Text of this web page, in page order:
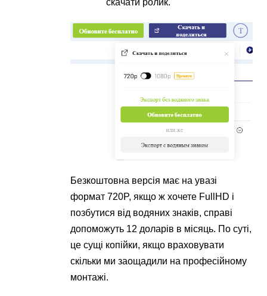
Безкоштовна версія має на увазі
формат 720P, якщо ж хочете FullHD і
позбутися від водяних знаків, справі
допоможуть 12 доларів в місяць. По суті,
це сущі копійки, якщо враховувати
скільки ми заощадили на професійному
монтажі.